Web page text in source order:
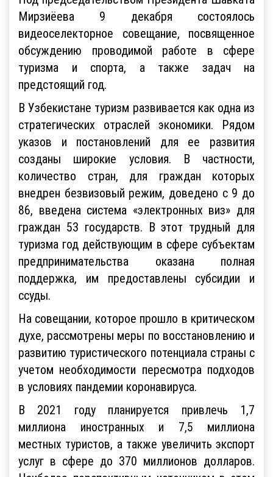
Под председательством Президента Шавката
Мирзиёева 9 декабря состоялось
видеоселекторное совещание, посвященное
обсуждению проводимой работе в сфере
туризма и спорта, а также задач на
предстоящий год.
В Узбекистане туризм развивается как одна из
стратегических отраслей экономики. Рядом
указов и постановлений для ее развития
созданы широкие условия. В частности,
количество стран, для граждан которых
внедрен безвизовый режим, доведено с 9 до
86, введена система «электронных виз» для
граждан 53 государств. В этот трудный для
туризма год действующим в сфере субъектам
предпринимательства оказана полная
поддержка, им предоставлены субсидии и
ссуды.
На совещании, которое прошло в критическом
духе, рассмотрены меры по восстановлению и
развитию туристического потенциала страны с
учетом необходимости пересмотра подходов
в условиях пандемии коронавируса.
В 2021 году планируется привлечь 1,7
миллиона иностранных и 7,5 миллиона
местных туристов, а также увеличить экспорт
услуг в сфере до 370 миллионов долларов.